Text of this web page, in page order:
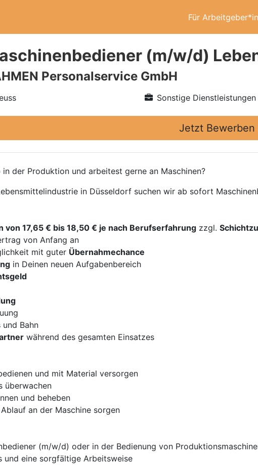
Für
(m/w/d)
Personalservice GmbH
Sonstige Dienstleistungen
Jetzt Bewerben
der Produktion und arbeitest gerne an Maschinen?
in Düsseldorf suchen wir ab sofort
von 17,65 € bis 18,50 € je nach Berufserfahrung zzgl.
von Anfang an
mit guter Übernahmechance
in Deinen neuen Aufgabenbereich
und Bahn
während des gesamten Einsatzes
und mit Material versorgen
überwachen
und beheben
an der Maschine sorgen
(m/w/d) oder in der Bedienung von
und eine sorgfältige Arbeitsweise